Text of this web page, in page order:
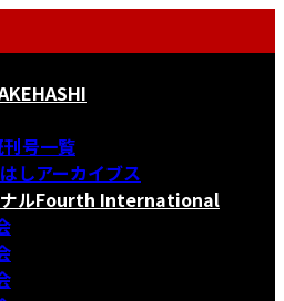
号一覧
しアーカイブス
ルFourth International